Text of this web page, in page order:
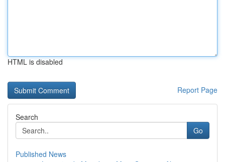
HTML is disabled
Report Page
Search
Go
Published News